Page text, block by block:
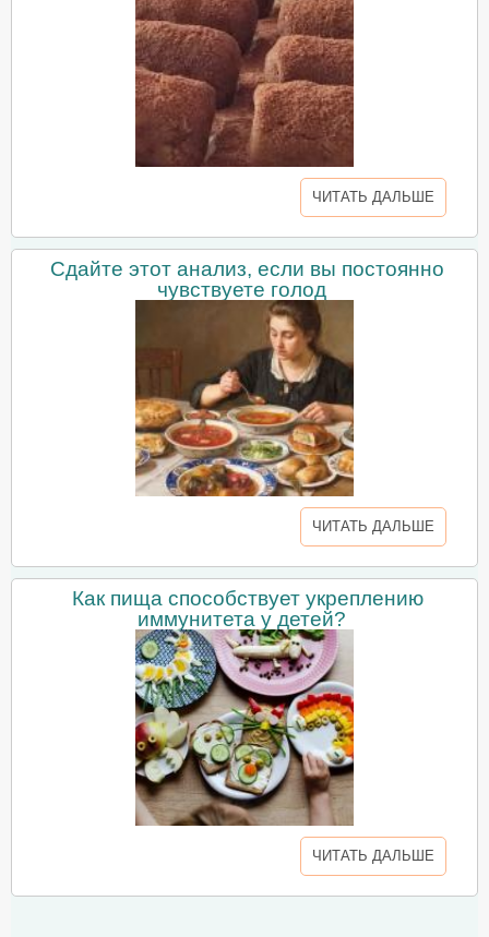
ЧИТАТЬ ДАЛЬШЕ
Сдайте этот анализ, если вы постоянно
чувствуете голод
ЧИТАТЬ ДАЛЬШЕ
Как пища способствует укреплению
иммунитета у детей?
ЧИТАТЬ ДАЛЬШЕ